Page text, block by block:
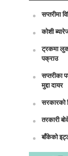
सप्तरीमा
कोशी
ट्रकमा
पक्राउ
सप्तरीका
मुद्दा दायर
सरकारको
तरकारी
बाँकेको